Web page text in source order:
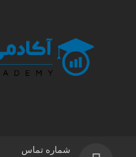
شماره تماس